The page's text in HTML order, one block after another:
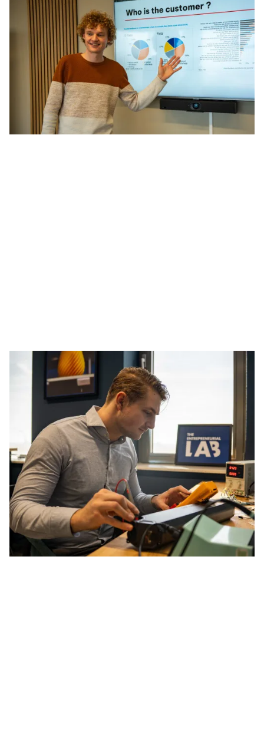
Maarten – Études de marché et développement
de la marque
Maarten joue un rôle clé dans la compréhension des
besoins de nos utilisateurs et dans la définition de
l'identité de notre marque. Il est responsable des
études de marchéet veille à ce que notre
conception s'aligne à la fois sur lesexigences
techniqueset sur une vision de marque forte.
Lars – Ingénieur en mécatronique
Lars joue un rôle clé dans le développement de
concepts innovants et leur transformation en
technologie fonctionnelle. Grâce à son expertise en
génie mécanique et électronique
, il garantit que le
système soitrobuste, adaptable et intègre
parfaitement les solutions de sécurité et de
recharge pour les vélos électriques